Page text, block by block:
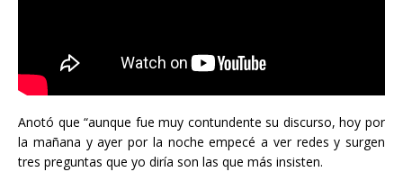
Anotó que “aunque fue muy contundente su discurso, hoy por
la mañana y ayer por la noche empecé a ver redes y surgen
tres preguntas que yo diría son las que más insisten.